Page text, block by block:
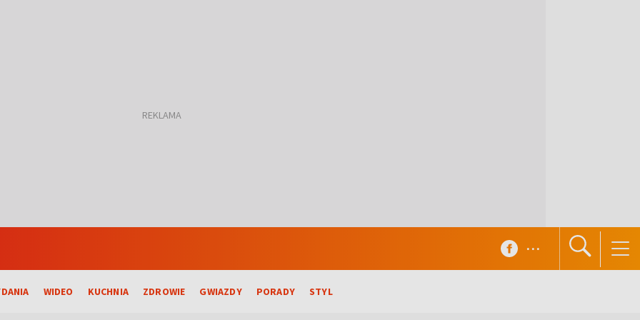
WIDEO KUCHNIA ZDROWIE GWIAZDY PORADY STYL
...